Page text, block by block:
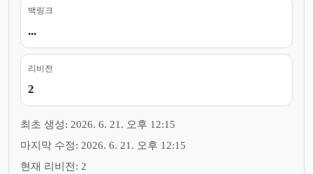
백링크
...
리비전
2
최초 생성: 2026. 6. 21. 오후 12:15
마지막 수정: 2026. 6. 21. 오후 12:15
현재 리비전: 2